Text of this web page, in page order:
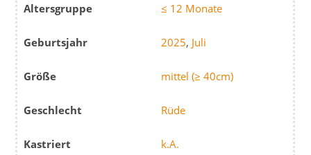
Altersgruppe ≤ 12 Monate
Geburtsjahr 2025, Juli
Größe mittel (≥ 40cm)
Geschlecht Rüde
Kastriert k.A.